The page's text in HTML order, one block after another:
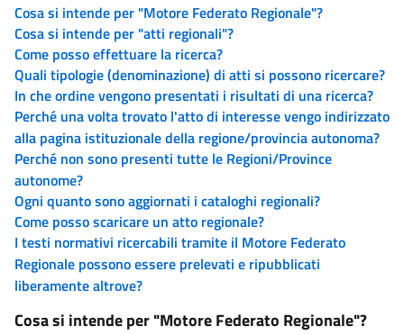
Cosa si intende per "Motore Federato Regionale"?
Cosa si intende per "atti regionali"?
Come posso effettuare la ricerca?
Quali tipologie (denominazione) di atti si possono ricercare?
In che ordine vengono presentati i risultati di una ricerca?
Perché una volta trovato l'atto di interesse vengo indirizzato
alla pagina istituzionale della regione/provincia autonoma?
Perché non sono presenti tutte le Regioni/Province
autonome?
Ogni quanto sono aggiornati i cataloghi regionali?
Come posso scaricare un atto regionale?
I testi normativi ricercabili tramite il Motore Federato
Regionale possono essere prelevati e ripubblicati
liberamente altrove?
Cosa si intende per "Motore Federato Regionale"?